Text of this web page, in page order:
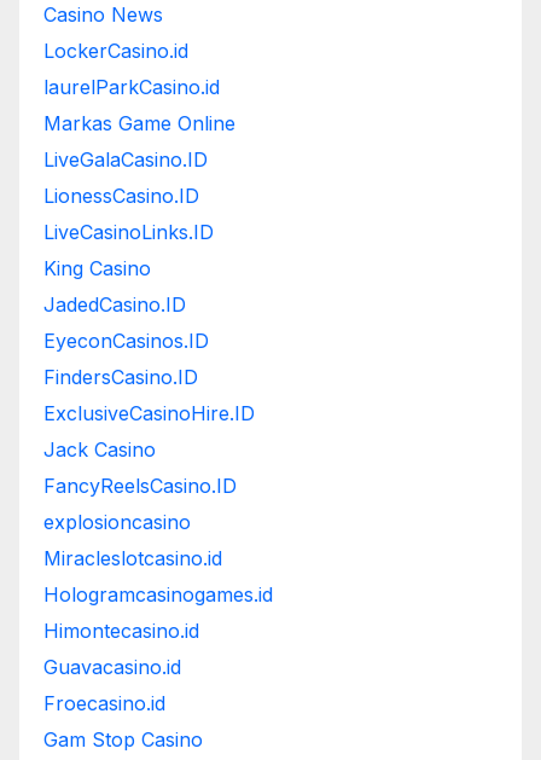
Casino News
LockerCasino.id
laurelParkCasino.id
Markas Game Online
LiveGalaCasino.ID
LionessCasino.ID
LiveCasinoLinks.ID
King Casino
JadedCasino.ID
EyeconCasinos.ID
FindersCasino.ID
ExclusiveCasinoHire.ID
Jack Casino
FancyReelsCasino.ID
explosioncasino
Miracleslotcasino.id
Hologramcasinogames.id
Himontecasino.id
Guavacasino.id
Froecasino.id
Gam Stop Casino